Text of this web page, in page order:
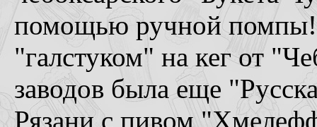
помощью ручной помпы!
"галстуком" на кег от
заводов была еще
Рязани с пивом